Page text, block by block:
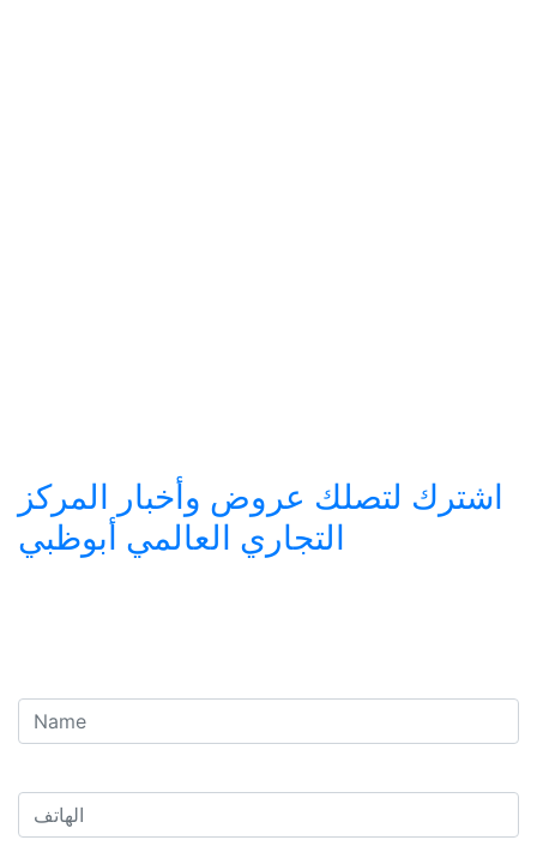
اشترك لتصلك عروض وأخبار المركز
التجاري العالمي أبوظبي